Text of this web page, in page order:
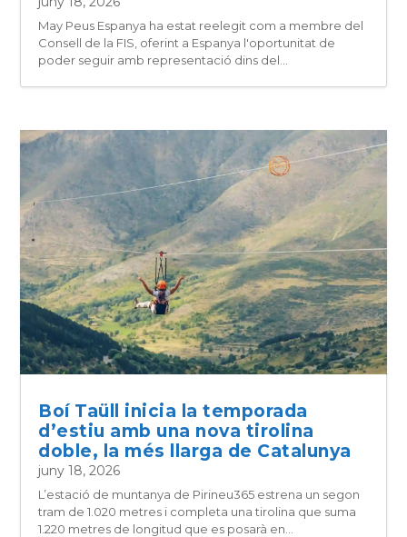
May Peus Espanya ha estat reelegit com a membre del
Consell de la FIS, oferint a Espanya l'oportunitat de
poder seguir amb representació dins del...
Boí Taüll inicia la temporada
d’estiu amb una nova tirolina
doble, la més llarga de Catalunya
juny 18, 2026
L’estació de muntanya de Pirineu365 estrena un segon
tram de 1.020 metres i completa una tirolina que suma
1.220 metres de longitud que es posarà en...